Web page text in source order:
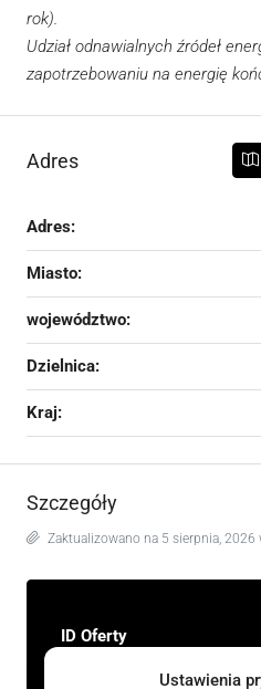
Ustawienia
rok).
Udział odnawialnych źródeł
zapotrzebowaniu na energię
Adres
Adres:
Miasto:
województwo:
Dzielnica:
Kraj:
Szczegóły
Zaktualizowano na 5 sierpnia, 2026
ID Oferty